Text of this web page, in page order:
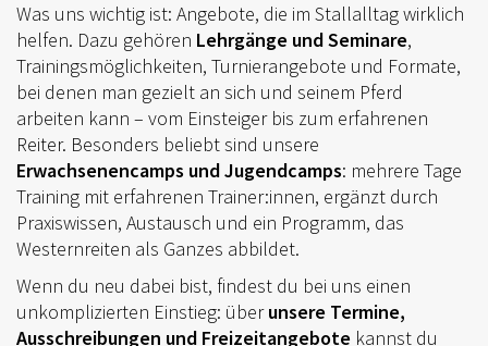
TRAINERVERZEICHNIS
LEHRVIDEOS
EWU BERLIN-BRANDENBURG
VORSTAND B/BB
JUGEND
KIDS CLUB
AUSSCHREIBUNGEN
MITGLIED WERDEN
Was uns wichtig ist: Angebote, die im Stallalltag wirklich
helfen. Dazu gehören Lehrgänge und Seminare,
Trainingsmöglichkeiten, Turnierangebote und Formate,
bei denen man gezielt an sich und seinem Pferd
arbeiten kann – vom Einsteiger bis zum erfahrenen
Reiter. Besonders beliebt sind unsere
Erwachsenencamps und Jugendcamps: mehrere Tage
Training mit erfahrenen Trainer:innen, ergänzt durch
Praxiswissen, Austausch und ein Programm, das
Westernreiten als Ganzes abbildet.
Wenn du neu dabei bist, findest du bei uns einen
unkomplizierten Einstieg: überunsere Termine,
Ausschreibungen und Freizeitangebote kannst du